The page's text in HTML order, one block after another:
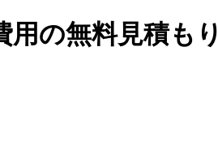
の無料見積もり